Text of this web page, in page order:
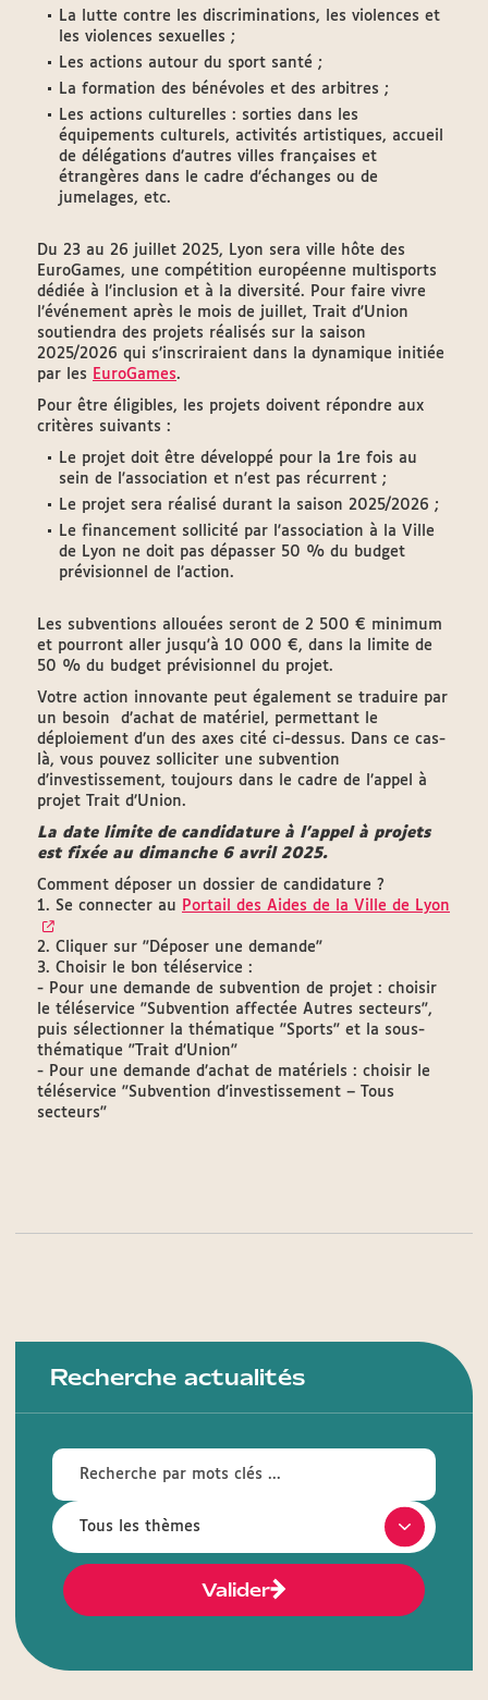
La lutte contre les discriminations, les violences et
les violences sexuelles ;
Les actions autour du sport santé ;
La formation des bénévoles et des arbitres ;
Les actions culturelles : sorties dans les
équipements culturels, activités artistiques, accueil
de délégations d’autres villes françaises et
étrangères dans le cadre d’échanges ou de
jumelages, etc.
Du 23 au 26 juillet 2025, Lyon sera ville hôte des
EuroGames, une compétition européenne multisports
dédiée à l’inclusion et à la diversité. Pour faire vivre
l’événement après le mois de juillet, Trait d'Union
soutiendra des projets réalisés sur la saison
2025/2026 qui s’inscriraient dans la dynamique initiée
par les
EuroGames.
Pour être éligibles, les projets doivent répondre aux
critères suivants :
Le projet doit être développé pour la 1re fois au
sein de l'association et n'est pas récurrent ;
Le projet sera réalisé durant la saison 2025/2026 ;
Le financement sollicité par l'association à la Ville
de Lyon ne doit pas dépasser 50 % du budget
prévisionnel de l'action.
Les subventions allouées seront de 2 500 € minimum
et pourront aller jusqu'à 10 000 €, dans la limite de
50 % du budget prévisionnel du projet.
Votre action innovante peut également se traduire par
un besoin d’achat de matériel, permettant le
déploiement d’un des axes cité ci-dessus. Dans ce cas-
là, vous pouvez solliciter une subvention
d’investissement, toujours dans le cadre de l’appel à
projet Trait d’Union.
La date limite de candidature à l'appel à projets
est fixée au dimanche 6 avril 2025.
Comment déposer un dossier de candidature ?
1. Se connecter au
Portail des Aides de la Ville de Lyon
2. Cliquer sur "Déposer une demande"
3. Choisir le bon téléservice :
- Pour une demande de subvention de projet : choisir
le téléservice "Subvention affectée Autres secteurs",
puis sélectionner la thématique "Sports" et la sous-
thématique "Trait d’Union"
- Pour une demande d’achat de matériels : choisir le
téléservice "Subvention d’investissement – Tous
secteurs"
Recherche actualités
Valider